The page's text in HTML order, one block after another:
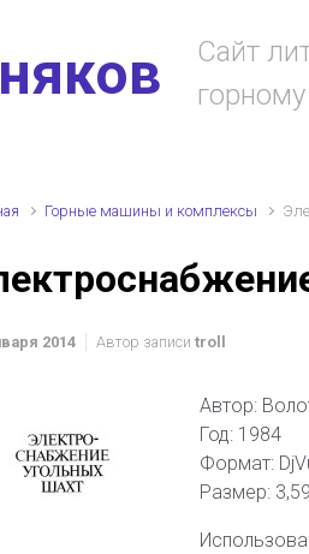
Сайт
Горные машины и комплексы
2014 Автор записи troll
Автор:
Год: 1984
Формат:
Размер: